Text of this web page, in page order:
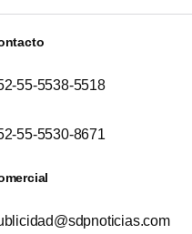
55-5538-5518
55-5530-8671